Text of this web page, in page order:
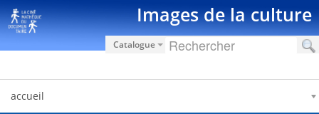
Saltar al contenido Images de la culture
Catalogue
accueil